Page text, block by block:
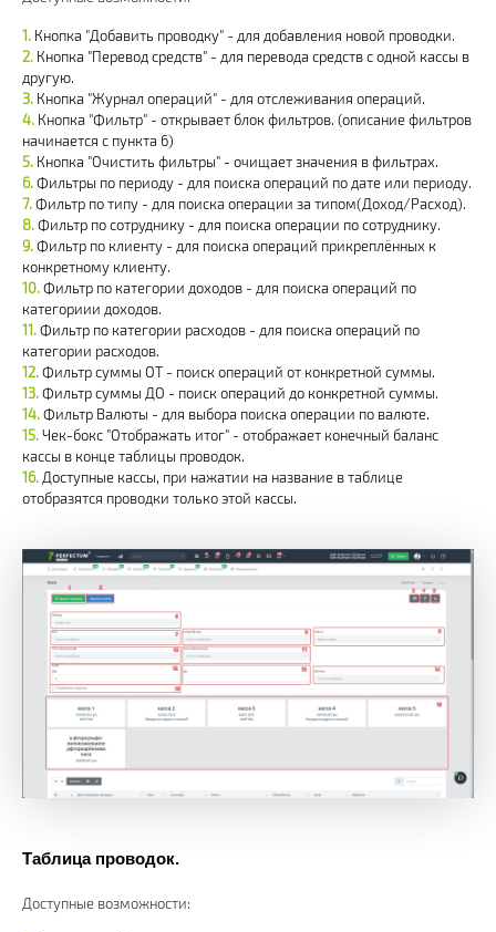
Кнопка "Добавить проводку" - для добавления новой проводки.
Кнопка "Перевод средств" - для перевода средств с одной кассы в
другую.
Кнопка "Журнал операций" - для отслеживания операций.
Кнопка "Фильтр" - открывает блок фильтров. (описание фильтров
начинается с пункта 6)
Кнопка "Очистить фильтры" - очищает значения в фильтрах.
Фильтры по периоду - для поиска операций по дате или периоду.
Фильтр по типу - для поиска операции за типом(Доход/Расход).
Фильтр по сотруднику - для поиска операции по сотруднику.
Фильтр по клиенту - для поиска операций прикреплённых к
конкретному клиенту.
Фильтр по категории доходов - для поиска операций по
категориии доходов.
Фильтр по категории расходов - для поиска операций по
категории расходов.
Фильтр суммы ОТ - поиск операций от конкретной суммы.
Фильтр суммы ДО - поиск операций до конкретной суммы.
Фильтр Валюты - для выбора поиска операции по валюте.
Чек-бокс "Отображать итог" - отображает конечный баланс
кассы в конце таблицы проводок.
Доступные кассы, при нажатии на название в таблице
отобразятся проводки только этой кассы.
Таблица проводок.
Доступные возможности: